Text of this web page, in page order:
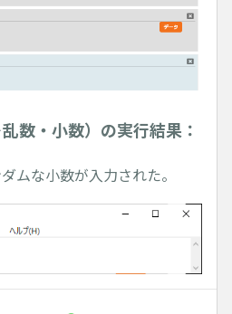
数・小数）の実行結果：
ムな小数が入力された。